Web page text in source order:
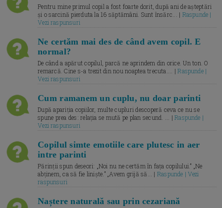
Pentru mine primul copil a fost foarte dorit, după ani de așteptări
și o sarcină pierduta la 16 săptămâni. Sunt însărc... | Raspunde |
Vezi raspunsuri
Ne certăm mai des de când avem copil. E
normal?
De când a apărut copilul, parcă ne aprindem din orice. Un ton. O
remarcă. Cine s-a trezit din nou noaptea trecuta.... |Raspunde |
Vezi raspunsuri
Cum ramanem un cuplu, nu doar parinti
După apariția copiilor, multe cupluri descoperă ceva ce nu se
spune prea des: relația se mută pe plan secund. ... |Raspunde |
Vezi raspunsuri
Copilul simte emotiile care plutesc in aer
intre parinti
Părinții spun deseori: „Noi nu ne certăm în fața copilului.” „Ne
abținem, ca să fie liniște.” „Avem grijă să... | Raspunde | Vezi
raspunsuri
Naștere naturală sau prin cezariană